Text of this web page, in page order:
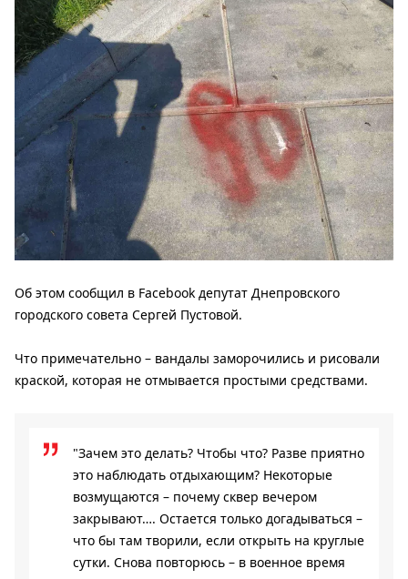
Об этом сообщил в Facebook депутат Днепровского
городского совета Сергей Пустовой.
Что примечательно – вандалы заморочились и рисовали
краской, которая не отмывается простыми средствами.
"Зачем это делать? Чтобы что? Разве приятно
это наблюдать отдыхающим? Некоторые
возмущаются – почему сквер вечером
закрывают…. Остается только догадываться –
что бы там творили, если открыть на круглые
сутки. Снова повторюсь – в военное время